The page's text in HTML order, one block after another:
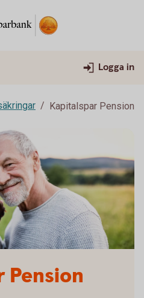
Logga in
Kapitalspar Pension
Pension